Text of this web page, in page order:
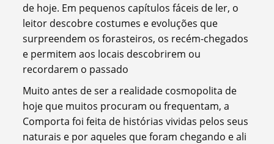
de hoje. Em pequenos capítulos fáceis de ler, o
leitor descobre costumes e evoluções que
surpreendem os forasteiros, os recém-chegados
e permitem aos locais descobrirem ou
recordarem o passado
Muito antes de ser a realidade cosmopolita de
hoje que muitos procuram ou frequentam, a
Comporta foi feita de histórias vividas pelos seus
naturais e por aqueles que foram chegando e ali